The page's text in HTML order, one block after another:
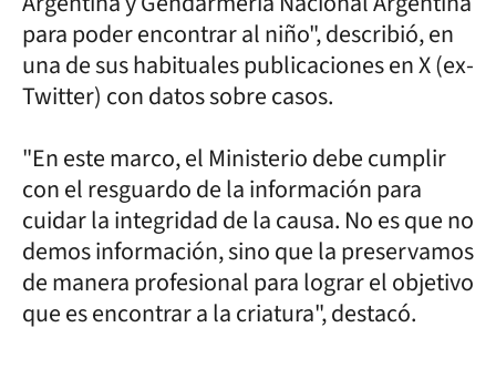
para poder encontrar al niño", describió, en
una de sus habituales publicaciones en X (ex-
Twitter) con datos sobre casos.
"En este marco, el Ministerio debe cumplir
con el resguardo de la información para
cuidar la integridad de la causa. No es que no
demos información, sino que la preservamos
de manera profesional para lograr el objetivo
que es encontrar a la criatura", destacó.